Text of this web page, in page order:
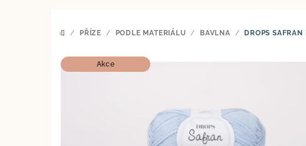
DOMŮ
/ PŘÍZE / PODLE MATERIÁLU / BAVLNA / DROPS SAFRAN
Akce